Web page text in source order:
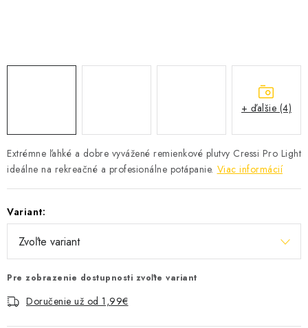
Predajňa Plutvy.sk Doručenie od 1,99€ O nás Kontakt
Extrémne ľahké a dobre vyvážené remienkové plutvy Cressi Pro Light
ideálne na rekreačné a profesionálne potápanie. Viac informácií
Variant:
Pre zobrazenie dostupnosti zvoľte variant
Doručenie už od 1,99€
+ ďalšie (4)